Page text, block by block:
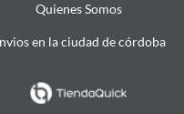
Quienes Somos
en la ciudad de córdoba